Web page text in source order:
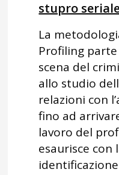
stupro
La
Profiling parte
scena del
allo studio
relazioni con
fino ad
lavoro del
esaurisce con